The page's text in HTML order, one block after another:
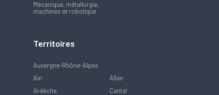
Mécanique, métallurgie,
machines et robotique
Territoires
Auvergne-Rhône-Alpes
Ain
Allier
Ardèche
Cantal